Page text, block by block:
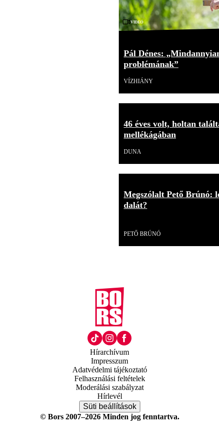
Videó
Pál Dénes:
problémának”
VÍZHIÁNY
46 éves volt, holtan
mellékágában
DUNA
Megszólalt Pető Brúnó:
dalát?
PETŐ BRÚNÓ
Hírarchívum
Impresszum
Adatvédelmi tájékoztató
Felhasználási feltételek
Moderálási szabályzat
Hírlevél
Süti beállítások
© Bors 2007–2026 Minden jog fenntartva.